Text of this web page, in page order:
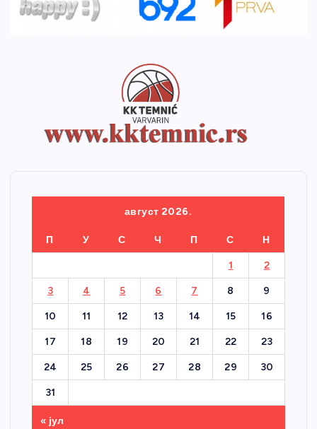
август 2026.
П У С Ч П С Н
1 2
3 4 5 6 7 8 9
10 11 12 13 14 15 16
17 18 19 20 21 22 23
24 25 26 27 28 29 30
31
« јул